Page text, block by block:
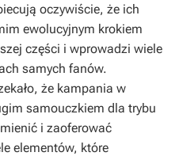
oczywiście, że ich
ewolucyjnym krokiem
części i wprowadzi wiele
samych fanów.
że kampania w
samouczkiem dla trybu
i zaoferować
elementów, które